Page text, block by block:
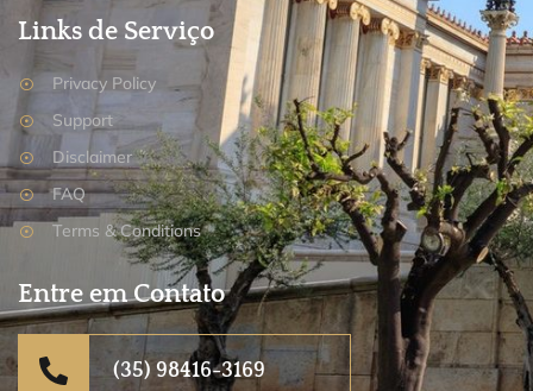
Links de Serviço
Privacy Policy
Support
Disclaimer
FAQ
Terms & Conditions
Entre em Contato
(35) 98416-3169